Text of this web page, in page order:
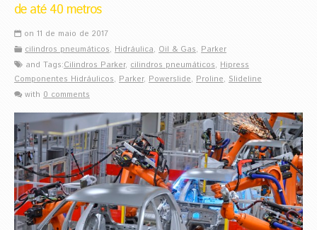
de até 40 metros
on 11 de maio de 2017
cilindros pneumáticos, Hidráulica, Oil & Gas, Parker
and Tags:Cilindros Parker, cilindros pneumáticos, Hipress
Componentes Hidráulicos, Parker, Powerslide, Proline, Slideline
with 0 comments